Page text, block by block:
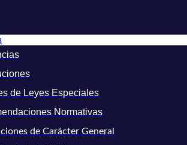
de Leyes Especiales
Normativas
de Carácter General